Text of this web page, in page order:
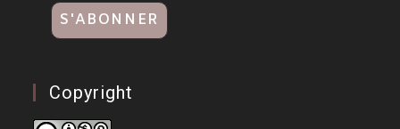
Copyright